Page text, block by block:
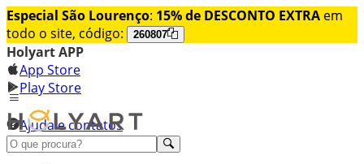
Especial São Lourenço: 15% de DESCONTO EXTRA em
todo o site, código:
260807
Holyart APP
App Store
Play Store
Ajuda e contatos
Conheça premium